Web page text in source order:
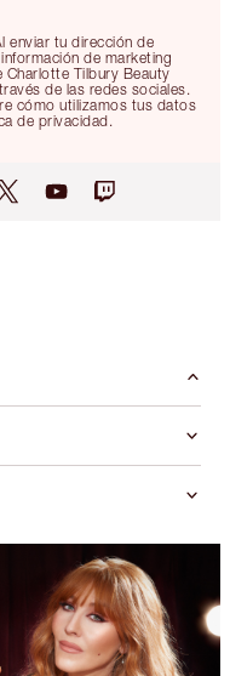
enviar tu dirección de
de marketing
Tilbury Beauty
de las redes sociales.
cómo utilizamos tus datos
de privacidad.